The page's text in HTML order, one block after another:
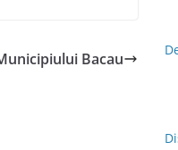
Bacau